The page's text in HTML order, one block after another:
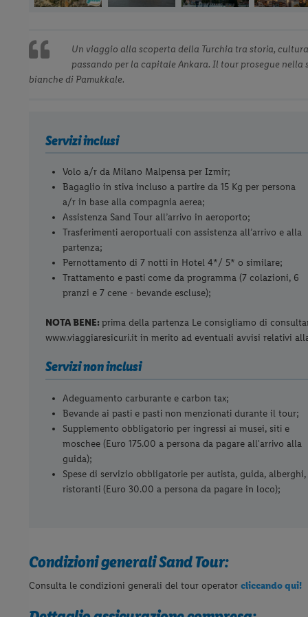
Un viaggio alla scoperta della Turchia tra storia,
passando per la capitale Ankara. Il tour prosegue
bianche di Pamukkale.
Servizi inclusi
Volo a/r da Milano Malpensa per Izmir;
Bagaglio in stiva incluso a partire da 15 Kg per persona
a/r in base alla compagnia aerea;
Assistenza Sand Tour all’arrivo in aeroporto;
Trasferimenti aeroportuali con assistenza all’arrivo e alla
partenza;
Pernottamento di 7 notti in Hotel 4*/ 5* o similare;
Trattamento e pasti come da programma (7 colazioni, 6
pranzi e 7 cene - bevande escluse);
NOTA BENE:prima della partenza Le consigliamo di
www.viaggiaresicuri.it in merito ad eventuali avvisi relativi
Servizi non inclusi
Adeguamento carburante e carbon tax;
Bevande ai pasti e pasti non menzionati durante il tour;
Supplemento obbligatorio per ingressi ai musei, siti e
moschee (Euro 175.00 a persona da pagare all'arrivo alla
guida);
Spese di servizio obbligatorie per autista, guida, alberghi,
ristoranti (Euro 30.00 a persona da pagare in loco);
Condizioni generali Sand Tour:
Consulta le condizioni generali del tour operator cliccando qui!